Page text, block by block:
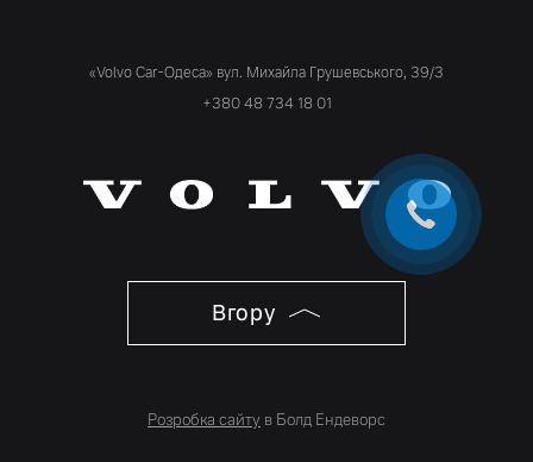
«Volvo Car-Одеса» вул. Михайла Грушевського, 39/3
+380 48 734 18 01
Вгору
Розробка сайту в Болд Ендеворс